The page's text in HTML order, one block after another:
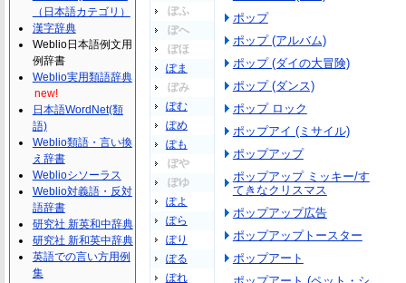
ぽふ
ぽへ
ぽほ
ぽま
ぽみ
ぽむ
ぽめ
ぽも
ぽや
ぽゆ
ぽよ
ぽら
ぽり
ぽる
ぽれ
ポップ
ポップ (アルバム)
ポップ (ダイの大冒険)
ポップ (ダンス)
ポップ ロック
ポップアイ (ミサイル)
ポップアップ
ポップアップ ミッキー/す
てきなクリスマス
ポップアップ広告
ポップアップトースター
ポップアート
（日本語カテゴリ）
漢字辞典
Weblio日本語例文用
例辞書
Weblio実用類語辞典
new!
日本語WordNet(類
語)
Weblio類語・言い換
え辞書
Weblioシソーラス
Weblio対義語・反対
語辞書
研究社 新英和中辞典
研究社 新和英中辞典
英語での言い方用例
集